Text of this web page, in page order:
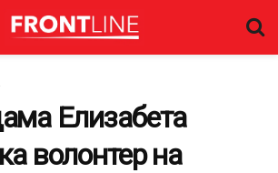
Елизабета
волонтер на